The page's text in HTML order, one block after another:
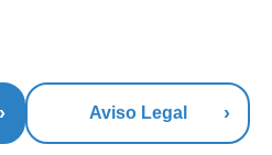
Aviso Legal